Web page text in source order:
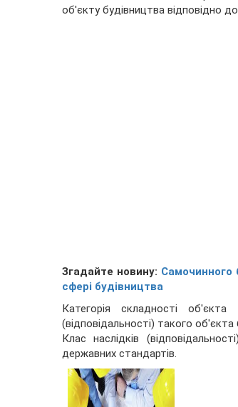
об'єкту будівництва відповідно
Згадайте новину: Самочинного
сфері будівництва
Категорія складності об'єкта
(відповідальності) такого
Клас наслідків
державних стандартів.